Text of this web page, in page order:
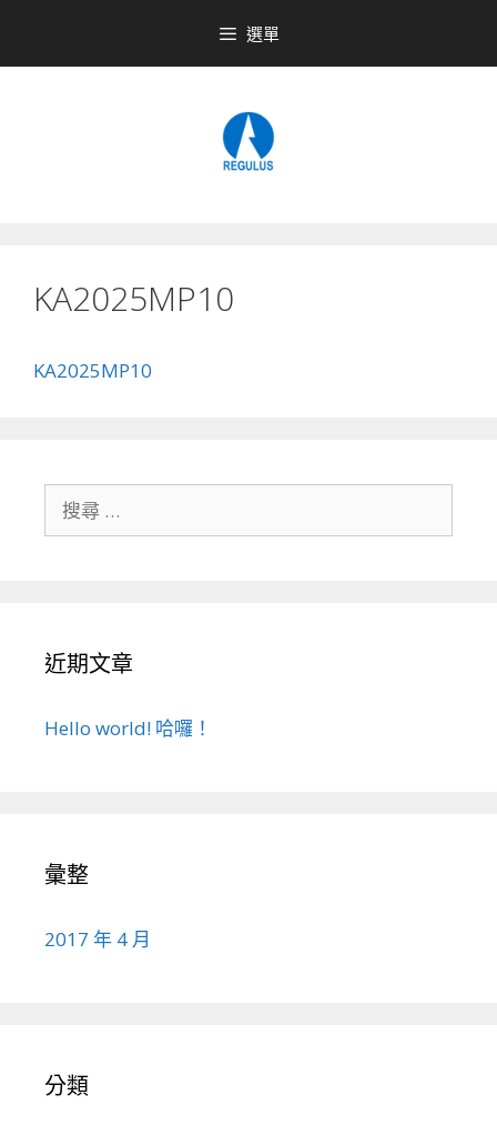
內
選單
KA2025MP10
KA2025MP10
近期文章
Hello world! 哈囉！
彙整
2017 年 4 月
分類